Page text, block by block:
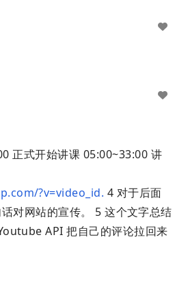
正式开始讲课 05:00~33:00 讲
?v=video_id. 4 对于后面
对网站的宣传。 5 这个文字总结
API 把自己的评论拉回来